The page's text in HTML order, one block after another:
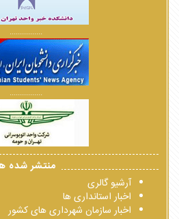
................
................
منتشر شده
آرشیو گالری
اخبار استانداری ها
اخبار سازمان شهرداری های کشور